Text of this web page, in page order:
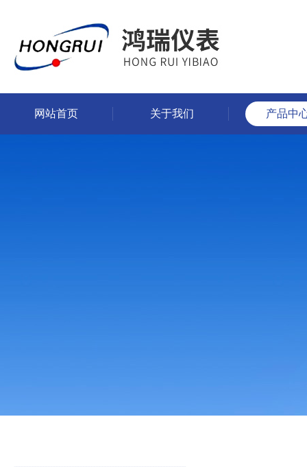
网站首页 关于我们 产品中